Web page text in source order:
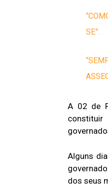
SE”.
A 02 de
constituir
Alguns
dos seus